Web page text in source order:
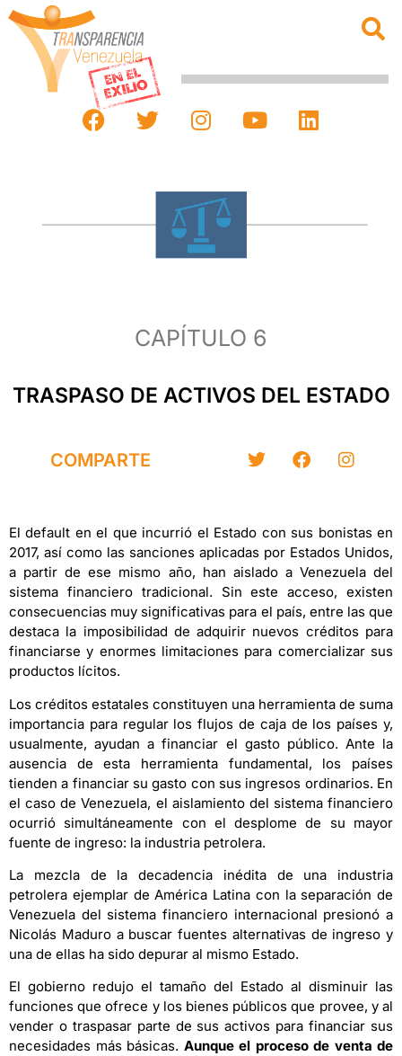
CAPÍTULO 6
TRASPASO DE ACTIVOS DEL ESTADO
COMPARTE
El default en el que incurrió el Estado con sus bonistas en
2017, así como las sanciones aplicadas por Estados Unidos,
a partir de ese mismo año, han aislado a Venezuela del
sistema financiero tradicional. Sin este acceso, existen
consecuencias muy significativas para el país, entre las que
destaca la imposibilidad de adquirir nuevos créditos para
financiarse y enormes limitaciones para comercializar sus
productos lícitos.
Los créditos estatales constituyen una herramienta de suma
importancia para regular los flujos de caja de los países y,
usualmente, ayudan a financiar el gasto público. Ante la
ausencia de esta herramienta fundamental, los países
tienden a financiar su gasto con sus ingresos ordinarios. En
el caso de Venezuela, el aislamiento del sistema financiero
ocurrió simultáneamente con el desplome de su mayor
fuente de ingreso: la industria petrolera.
La mezcla de la decadencia inédita de una industria
petrolera ejemplar de América Latina con la separación de
Venezuela del sistema financiero internacional presionó a
Nicolás Maduro a buscar fuentes alternativas de ingreso y
una de ellas ha sido depurar al mismo Estado.
El gobierno redujo el tamaño del Estado al disminuir las
funciones que ofrece y los bienes públicos que provee, y al
vender o traspasar parte de sus activos para financiar sus
necesidades más básicas. Aunque el proceso de venta de